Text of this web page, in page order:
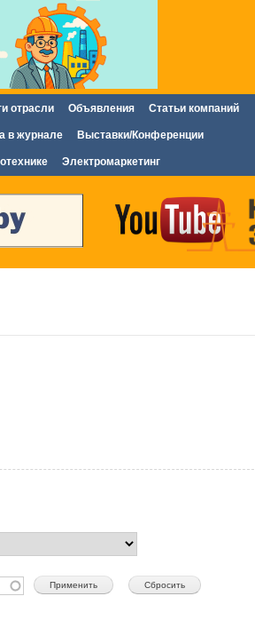
отрасли Объявления Статьи компаний
в журнале Выставки/Конференции
Электромаркетинг